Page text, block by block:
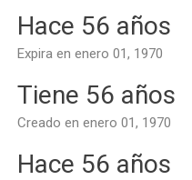
Hace 56 años
Expira en enero 01, 1970
Tiene 56 años
Creado en enero 01, 1970
Hace 56 años